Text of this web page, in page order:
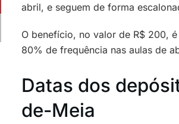
abril, e seguem de forma
O benefício, no valor de R$ 200,
80% de frequência nas aulas de
Datas dos
de-Meia